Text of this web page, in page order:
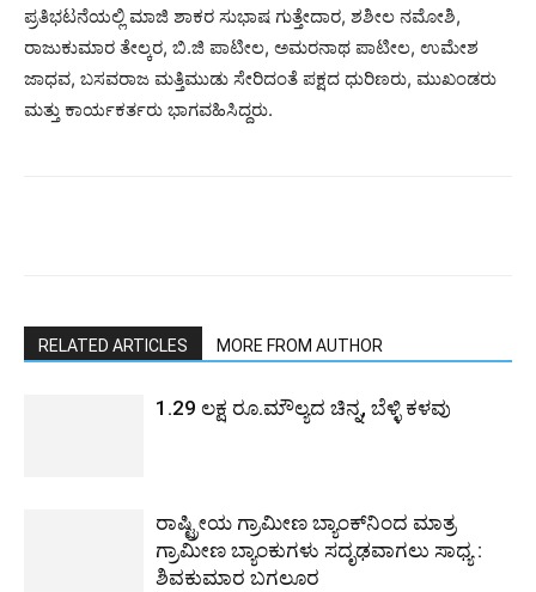
ಪ್ರತಿಭಟನೆಯಲ್ಲಿ ಮಾಜಿ ಶಾಕರ ಸುಭಾಷ ಗುತ್ತೇದಾರ, ಶಶೀಲ ನಮೋಶಿ,
ರಾಜುಕುಮಾರ ತೇಲ್ಕರ, ಬಿ.ಜಿ ಪಾಟೀಲ, ಅಮರನಾಥ ಪಾಟೀಲ, ಉಮೇಶ
ಜಾಧವ, ಬಸವರಾಜ ಮತ್ತಿಮುಡು ಸೇರಿದಂತೆ ಪಕ್ಷದ ಧುರಿಣರು, ಮುಖಂಡರು
ಮತ್ತು ಕಾರ್ಯಕರ್ತರು ಭಾಗವಹಿಸಿದ್ದರು.
RELATED ARTICLES MORE FROM AUTHOR
1.29 ಲಕ್ಷ ರೂ.ಮೌಲ್ಯದ ಚಿನ್ನ, ಬೆಳ್ಳಿ ಕಳವು
ರಾಷ್ಟ್ರೀಯ ಗ್ರಾಮೀಣ ಬ್ಯಾಂಕ್‍ನಿಂದ ಮಾತ್ರ
ಗ್ರಾಮೀಣ ಬ್ಯಾಂಕುಗಳು ಸದೃಢವಾಗಲು ಸಾಧ್ಯ :
ಶಿವಕುಮಾರ ಬಗಲೂರ